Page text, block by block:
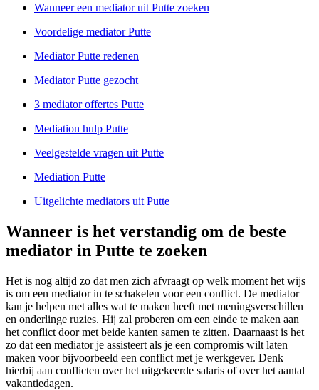
Wanneer een mediator uit Putte zoeken
Voordelige mediator Putte
Mediator Putte redenen
Mediator Putte gezocht
3 mediator offertes Putte
Mediation hulp Putte
Veelgestelde vragen uit Putte
Mediation Putte
Uitgelichte mediators uit Putte
Wanneer is het verstandig om de beste
mediator in Putte te zoeken
Het is nog altijd zo dat men zich afvraagt op welk moment het wijs
is om een mediator in te schakelen voor een conflict. De mediator
kan je helpen met alles wat te maken heeft met meningsverschillen
en onderlinge ruzies. Hij zal proberen om een einde te maken aan
het conflict door met beide kanten samen te zitten. Daarnaast is het
zo dat een mediator je assisteert als je een compromis wilt laten
maken voor bijvoorbeeld een conflict met je werkgever. Denk
hierbij aan conflicten over het uitgekeerde salaris of over het aantal
vakantiedagen.